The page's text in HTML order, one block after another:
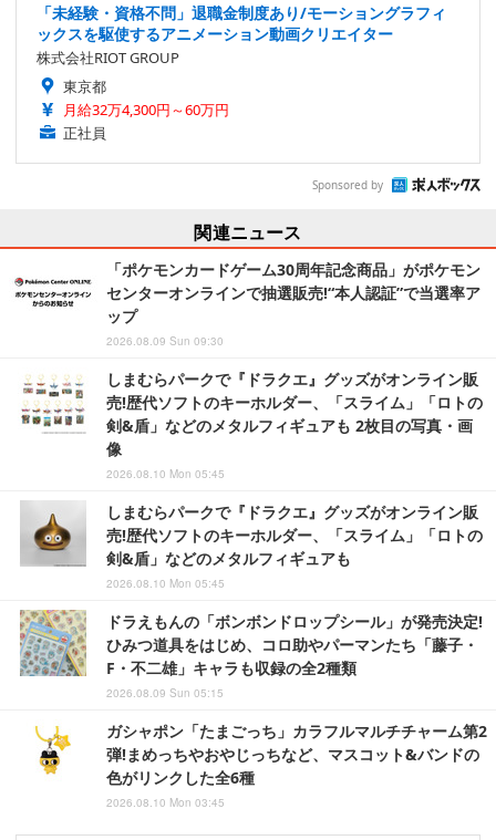
「未経験・資格不問」退職金制度あり/モーショングラフィ
ックスを駆使するアニメーション動画クリエイター
株式会社RIOT GROUP
東京都
月給32万4,300円～60万円
正社員
Sponsored by
関連ニュース
「ポケモンカードゲーム30周年記念商品」がポケモン
センターオンラインで抽選販売!“本人認証”で当選率ア
ップ
2026.08.09 Sun 09:30
しまむらパークで『ドラクエ』グッズがオンライン販
売!歴代ソフトのキーホルダー、「スライム」「ロトの
剣&盾」などのメタルフィギュアも 2枚目の写真・画
像
2026.08.10 Mon 05:45
しまむらパークで『ドラクエ』グッズがオンライン販
売!歴代ソフトのキーホルダー、「スライム」「ロトの
剣&盾」などのメタルフィギュアも
2026.08.10 Mon 05:45
ドラえもんの「ボンボンドロップシール」が発売決定!
ひみつ道具をはじめ、コロ助やパーマンたち「藤子・
F・不二雄」キャラも収録の全2種類
2026.08.09 Sun 05:15
ガシャポン「たまごっち」カラフルマルチチャーム第2
弾!まめっちやおやじっちなど、マスコット&バンドの
色がリンクした全6種
2026.08.10 Mon 03:45